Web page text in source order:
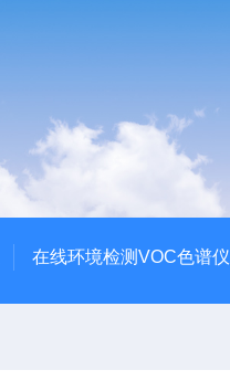
在线环境检测VOC色谱仪